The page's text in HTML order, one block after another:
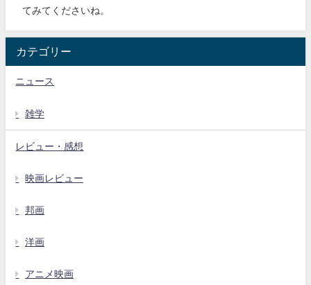
てみてくださいね。
カテゴリー
ニュース
雑学
レビュー・感想
映画レビュー
邦画
洋画
アニメ映画